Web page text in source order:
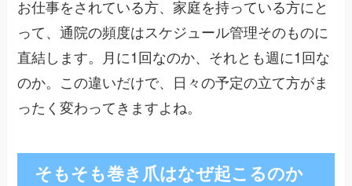
お仕事をされている方、家庭を持っている方にと
って、通院の頻度はスケジュール管理そのものに
直結します。月に1回なのか、それとも週に1回な
のか。この違いだけで、日々の予定の立て方がま
ったく変わってきますよね。
そもそも巻き爪はなぜ起こるのか